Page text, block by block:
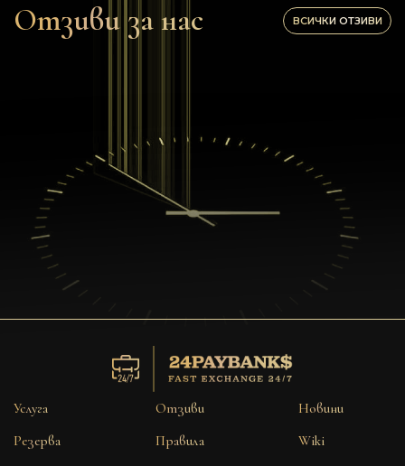
Отзиви за нас ВСИЧКИ ОТЗИВИ
Услуга
Резерва
Отзиви
Правила
Новини
Wiki